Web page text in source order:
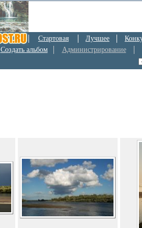
Стартовая Лучшее
Создать альбом Администрирование